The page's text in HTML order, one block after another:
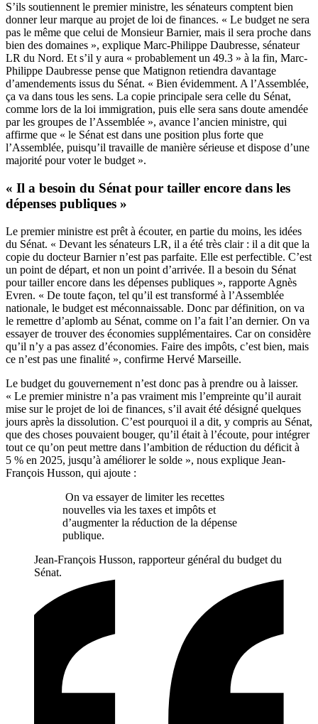
S’ils soutiennent le premier ministre, les sénateurs comptent bien
donner leur marque au projet de loi de finances. « Le budget ne sera
pas le même que celui de Monsieur Barnier, mais il sera proche dans
bien des domaines », explique Marc-Philippe Daubresse, sénateur
LR du Nord. Et s’il y aura « probablement un 49.3 » à la fin, Marc-
Philippe Daubresse pense que Matignon retiendra davantage
d’amendements issus du Sénat. « Bien évidemment. A l’Assemblée,
ça va dans tous les sens. La copie principale sera celle du Sénat,
comme lors de la loi immigration, puis elle sera sans doute amendée
par les groupes de l’Assemblée », avance l’ancien ministre, qui
affirme que « le Sénat est dans une position plus forte que
l’Assemblée, puisqu’il travaille de manière sérieuse et dispose d’une
majorité pour voter le budget ».
« Il a besoin du Sénat pour tailler encore dans les
dépenses publiques »
Le premier ministre est prêt à écouter, en partie du moins, les idées
du Sénat. « Devant les sénateurs LR, il a été très clair : il a dit que la
copie du docteur Barnier n’est pas parfaite. Elle est perfectible. C’est
un point de départ, et non un point d’arrivée. Il a besoin du Sénat
pour tailler encore dans les dépenses publiques », rapporte Agnès
Evren. « De toute façon, tel qu’il est transformé à l’Assemblée
nationale, le budget est méconnaissable. Donc par définition, on va
le remettre d’aplomb au Sénat, comme on l’a fait l’an dernier. On va
essayer de trouver des économies supplémentaires. Car on considère
qu’il n’y a pas assez d’économies. Faire des impôts, c’est bien, mais
ce n’est pas une finalité », confirme Hervé Marseille.
Le budget du gouvernement n’est donc pas à prendre ou à laisser.
« Le premier ministre n’a pas vraiment mis l’empreinte qu’il aurait
mise sur le projet de loi de finances, s’il avait été désigné quelques
jours après la dissolution. C’est pourquoi il a dit, y compris au Sénat,
que des choses pouvaient bouger, qu’il était à l’écoute, pour intégrer
tout ce qu’on peut mettre dans l’ambition de réduction du déficit à
5 % en 2025, jusqu’à améliorer le solde », nous explique Jean-
François Husson, qui ajoute :
On va essayer de limiter les recettes
nouvelles via les taxes et impôts et
d’augmenter la réduction de la dépense
publique.
Jean-François Husson, rapporteur général du budget du
Sénat.